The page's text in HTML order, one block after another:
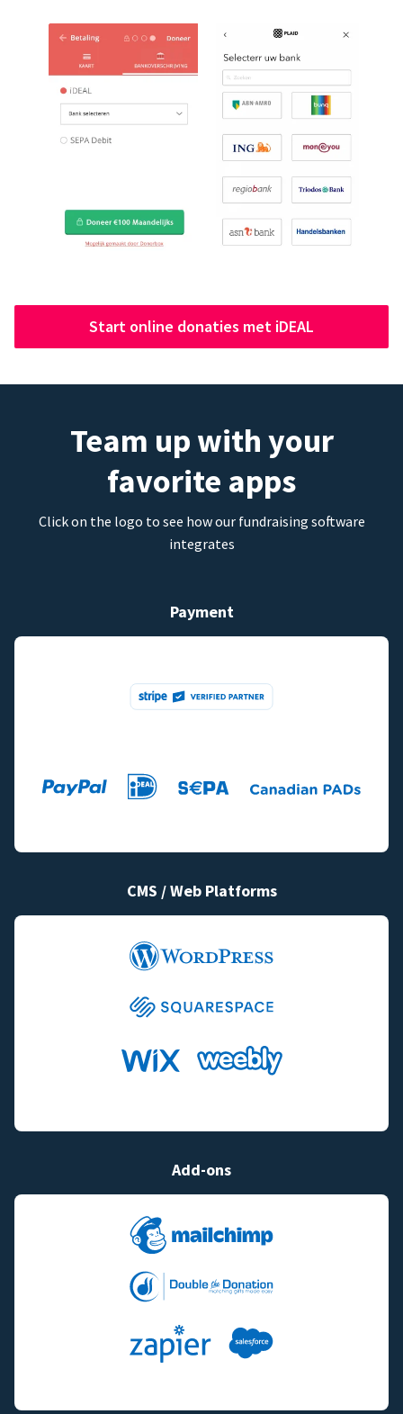
Start online donaties met iDEAL
Team up with your
favorite apps
Click on the logo to see how our fundraising software
integrates
Payment
CMS / Web Platforms
Add-ons